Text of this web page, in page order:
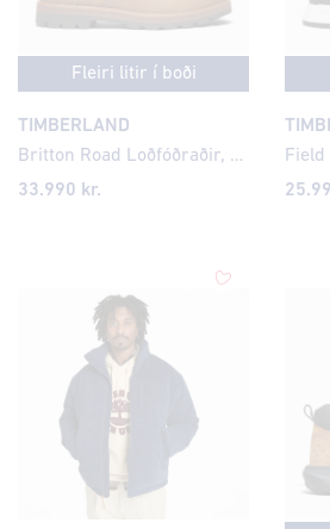
Fleiri litir í boði
TIMBERLAND
Britton Road Loðfóðraðir, Vatnsheldir Herra Leðurskór
33.990 kr.